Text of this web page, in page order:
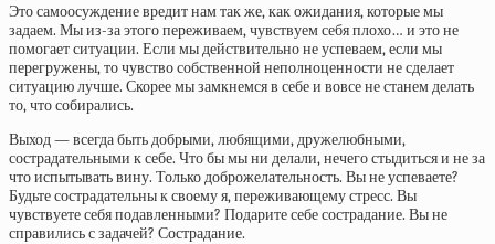
Это самоосуждение вредит нам так же, как ожидания, которые мы
задаем. Мы из-за этого переживаем, чувствуем себя плохо… и это не
помогает ситуации. Если мы действительно не успеваем, если мы
перегружены, то чувство собственной неполноценности не сделает
ситуацию лучше. Скорее мы замкнемся в себе и вовсе не станем делать
то, что собирались.
Выход — всегда быть добрыми, любящими, дружелюбными,
сострадательными к себе. Что бы мы ни делали, нечего стыдиться и не за
что испытывать вину. Только доброжелательность. Вы не успеваете?
Будьте сострадательны к своему я, переживающему стресс. Вы
чувствуете себя подавленными? Подарите себе сострадание. Вы не
справились с задачей? Сострадание.